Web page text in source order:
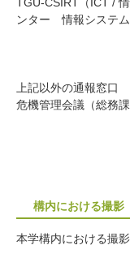
ンター 情報システム
上記以外の通報窓口
危機管理会議（総務課
構内における撮影
本学構内における撮